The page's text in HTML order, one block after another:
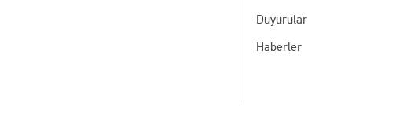
Duyurular
Haberler